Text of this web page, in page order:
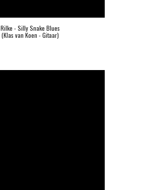
Rilke - Silly Snake Blues
(Klas van Koen - Gitaar)